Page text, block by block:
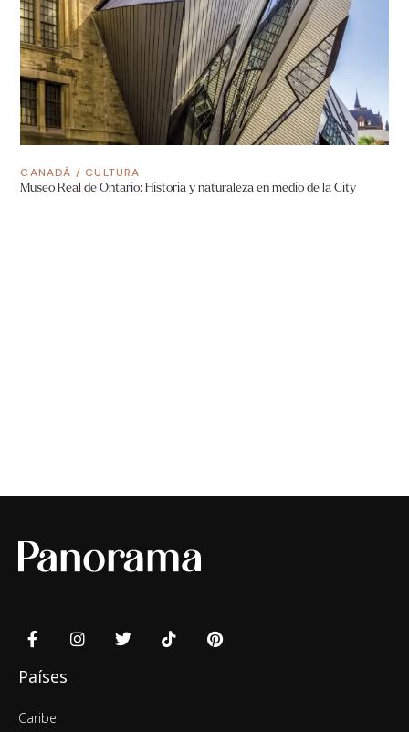
CANADÁ /CULTURA
Museo Real de Ontario: Historia y naturaleza en medio de la City
Países
Caribe